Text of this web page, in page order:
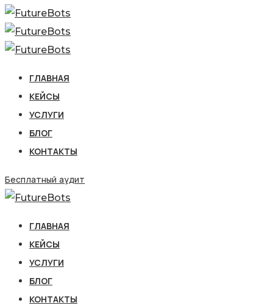
ГЛАВНАЯ
КЕЙСЫ
УСЛУГИ
БЛОГ
КОНТАКТЫ
Бесплатный аудит
ГЛАВНАЯ
КЕЙСЫ
УСЛУГИ
БЛОГ
КОНТАКТЫ